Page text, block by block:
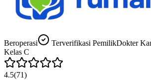
Beroperasi Terverifikasi PemilikDokter
Kelas C
4.5(71)